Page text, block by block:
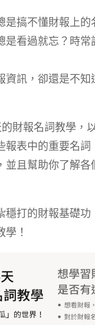
是搞不懂財報上的
是看過就忘？時常
資訊，卻還是不知
財報名詞教學，
報表中的重要名詞
並且幫助你了解各
穩打的財報基礎功
學！